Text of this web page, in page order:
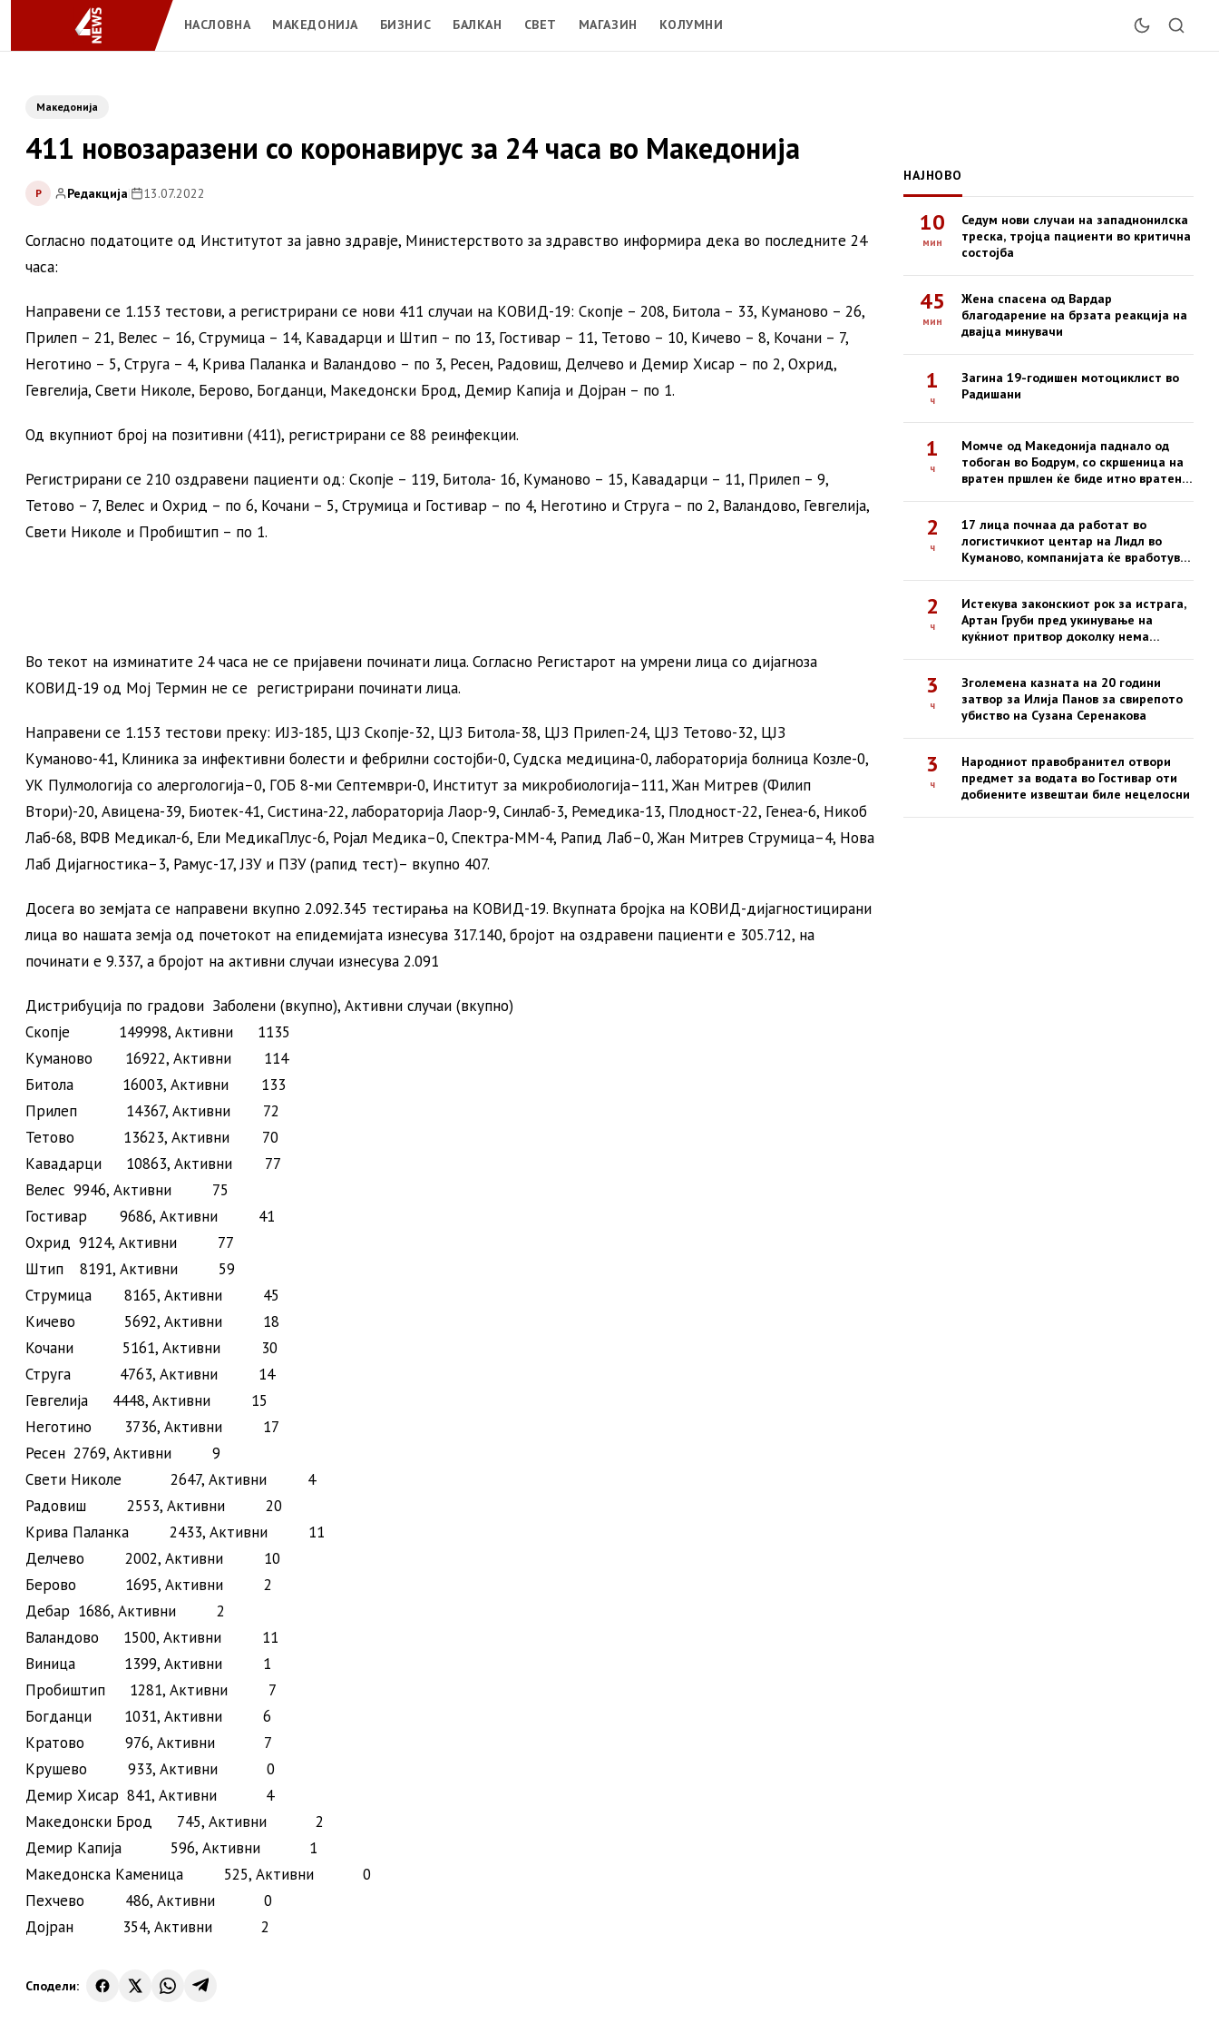
НАСЛОВНА МАКЕДОНИЈА БИЗНИС БАЛКАН СВЕТ МАГАЗИН КОЛУМНИ
Македонија
411 новозаразени со коронавирус за 24 часа во Македонија
Р Редакција| 13.07.2022
Согласно податоците од Институтот за јавно здравје, Министерството за здравство информира дека во последните 24
часа:
Направени се 1.153 тестови, а регистрирани се нови 411 случаи на КОВИД-19: Скопје – 208, Битола – 33, Куманово – 26,
Прилеп – 21, Велес – 16, Струмица – 14, Кавадарци и Штип – по 13, Гостивар – 11, Тетово – 10, Кичево – 8, Кочани – 7,
Неготино – 5, Струга – 4, Крива Паланка и Валандово – по 3, Ресен, Радовиш, Делчево и Демир Хисар – по 2, Охрид,
Гевгелија, Свети Николе, Берово, Богданци, Македонски Брод, Демир Капија и Дојран – по 1.
Од вкупниот број на позитивни (411), регистрирани се 88 реинфекции.
Регистрирани сe 210 оздравени пациенти од: Скопје – 119, Битола- 16, Куманово – 15, Кавадарци – 11, Прилеп – 9,
Тетово – 7, Велес и Охрид – по 6, Кочани – 5, Струмица и Гостивар – по 4, Неготино и Струга – по 2, Валандово, Гевгелија,
Свети Николе и Пробиштип – по 1.
Во текот на изминатите 24 часа не се пријавени починати лица. Согласно Регистарот на умрени лица со дијагноза
КОВИД-19 од Мој Термин не се регистрирани починати лица.
Направени се 1.153 тестови преку: ИЈЗ-185, ЦЈЗ Скопје-32, ЦЈЗ Битола-38, ЦЈЗ Прилеп-24, ЦЈЗ Тетово-32, ЦЈЗ
Куманово-41, Клиника за инфективни болести и фебрилни состојби-0, Судска медицина-0, лабораторија болница Козле-0,
УК Пулмологија со алергологија–0, ГОБ 8-ми Септември-0, Институт за микробиологија–111, Жан Митрев (Филип
Втори)-20, Авицена-39, Биотек-41, Систина-22, лабораторија Лаор-9, Синлаб-3, Ремедика-13, Плодност-22, Генеа-6, Никоб
Лаб-68, ВФВ Медикал-6, Ели МедикаПлус-6, Ројал Медика–0, Спектра-ММ-4, Рапид Лаб–0, Жан Митрев Струмица–4, Нова
Лаб Дијагностика–3, Рамус-17, ЈЗУ и ПЗУ (рапид тест)– вкупно 407.
Досега во земјата се направени вкупно 2.092.345 тестирања на КОВИД-19. Вкупната бројка на КОВИД-дијагностицирани
лица во нашата земја од почетокот на епидемијата изнесува 317.140, бројот на оздравени пациенти е 305.712, на
починати е 9.337, а бројот на активни случаи изнесува 2.091
Дистрибуција по градови Заболени (вкупно), Активни случаи (вкупно)
Скопје 149998, Активни 1135
Куманово 16922, Активни 114
Битола 16003, Активни 133
Прилеп 14367, Активни 72
Тетово 13623, Активни 70
Кавадарци 10863, Активни 77
Велес 9946, Активни 75
Гостивар 9686, Активни 41
Охрид 9124, Активни 77
Штип 8191, Активни 59
Струмица 8165, Активни 45
Кичево 5692, Активни 18
Кочани 5161, Активни 30
Струга 4763, Активни 14
Гевгелија 4448, Активни 15
Неготино 3736, Активни 17
Ресен 2769, Активни 9
Свети Николе 2647, Активни 4
Радовиш 2553, Активни 20
Крива Паланка 2433, Активни 11
Делчево 2002, Активни 10
Берово 1695, Активни 2
Дебар 1686, Активни 2
Валандово 1500, Активни 11
Виница 1399, Активни 1
Пробиштип 1281, Активни 7
Богданци 1031, Активни 6
Кратово 976, Активни 7
Крушево 933, Активни 0
Демир Хисар 841, Активни 4
Македонски Брод 745, Активни 2
Демир Капија 596, Активни 1
Македонска Каменица 525, Активни 0
Пехчево 486, Активни 0
Дојран 354, Активни 2
Сподели:
НАЈНОВО
10
мин
Седум нови случаи на западнонилска
треска, тројца пациенти во критична
состојба
45
мин
Жена спасена од Вардар
благодарение на брзата реакција на
двајца минувачи
1
ч
Загина 19-годишен мотоциклист во
Радишани
1
ч
Момче од Македонија паднало од
тобоган во Бодрум, со скршеница на
вратен пршлен ќе биде итно вратено
2
ч
17 лица почнаа да работат во
логистичкиот центар на Лидл во
Куманово, компанијата ќе вработува
2
ч
Истекува законскиот рок за истрага,
Артан Груби пред укинување на
куќниот притвор доколку нема
3
ч
Зголемена казната на 20 години
затвор за Илија Панов за свирепото
убиство на Сузана Серенакова
3
ч
Народниот правобранител отвори
предмет за водата во Гостивар оти
добиените извештаи биле нецелосни